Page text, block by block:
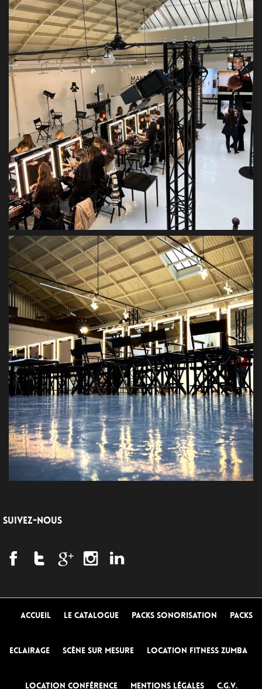
SUIVEZ-NOUS
Accueil Le Catalogue Packs Sonorisation Packs
Eclairage Scène sur mesure Location Fitness Zumba
Location conférence Mentions Légales C.G.V.